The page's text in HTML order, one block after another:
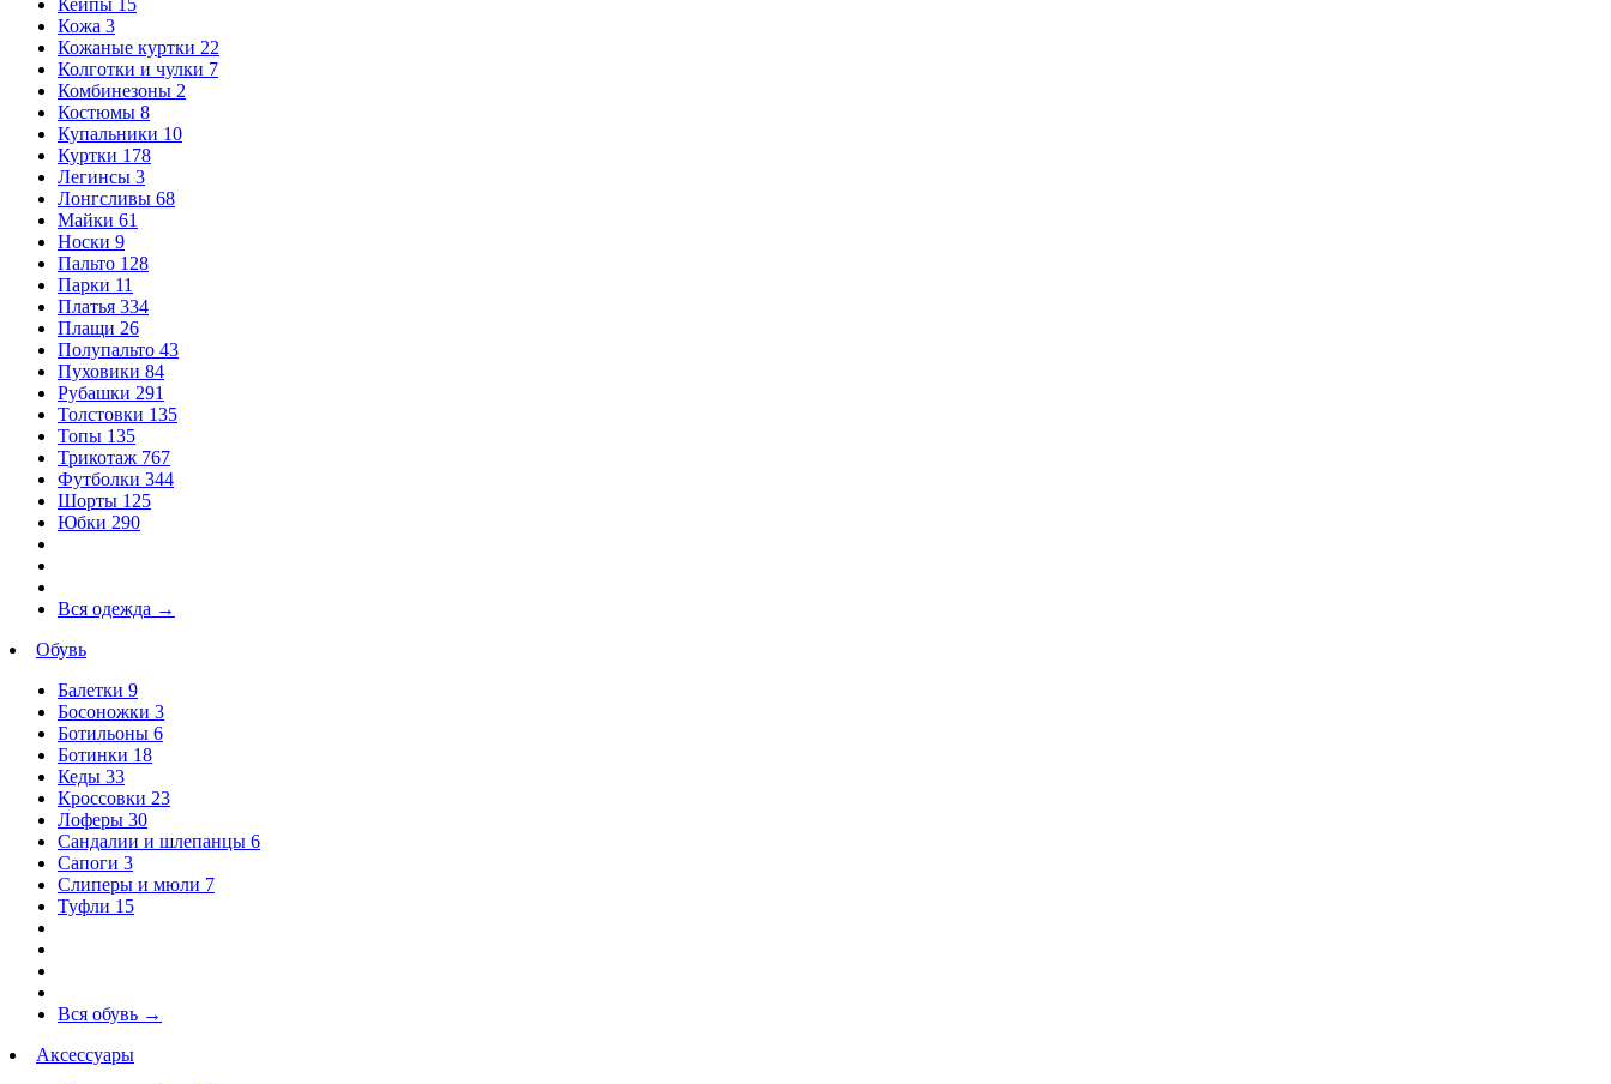
Кейпы 15
Кожа 3
Кожаные куртки 22
Колготки и чулки 7
Комбинезоны 2
Костюмы 8
Купальники 10
Куртки 178
Легинсы 3
Лонгсливы 68
Майки 61
Носки 9
Пальто 128
Парки 11
Платья 334
Плащи 26
Полупальто 43
Пуховики 84
Рубашки 291
Толстовки 135
Топы 135
Трикотаж 767
Футболки 344
Шорты 125
Юбки 290
Вся одежда →
Обувь
Балетки 9
Босоножки 3
Ботильоны 6
Ботинки 18
Кеды 33
Кроссовки 23
Лоферы 30
Сандалии и шлепанцы 6
Сапоги 3
Слиперы и мюли 7
Туфли 15
Вся обувь →
Аксессуары